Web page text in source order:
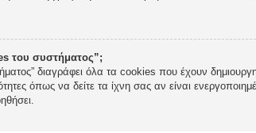
του συστήματος”;
διαγράφει όλα τα cookies που έχουν
όπως να δείτε τα ίχνη σας αν είναι